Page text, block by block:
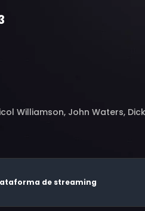
Williamson, John Waters,
Lindsay Jones, Kate
de streaming